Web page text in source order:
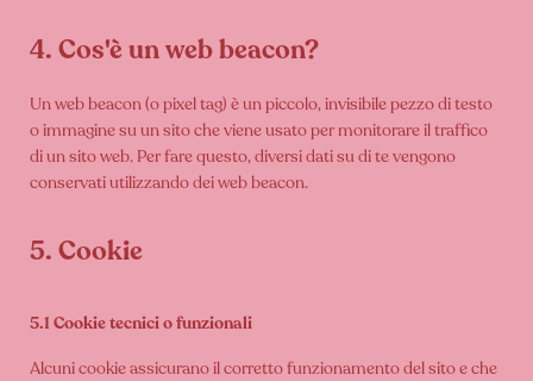
4. Cos'è un web beacon?
Un web beacon (o pixel tag) è un piccolo, invisibile pezzo di testo
o immagine su un sito che viene usato per monitorare il traffico
di un sito web. Per fare questo, diversi dati su di te vengono
conservati utilizzando dei web beacon.
5. Cookie
5.1 Cookie tecnici o funzionali
Alcuni cookie assicurano il corretto funzionamento del sito e che